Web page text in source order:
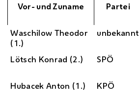
Vor- und Zuname Partei
Waschilow Theodor
(1.)
unbekannt
Lötsch Konrad (2.)
SPÖ
Hubacek Anton (1.)
KPÖ